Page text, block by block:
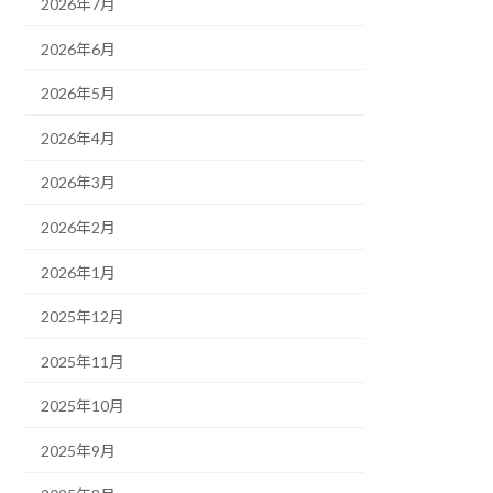
2026年7月
2026年6月
2026年5月
2026年4月
2026年3月
2026年2月
2026年1月
2025年12月
2025年11月
2025年10月
2025年9月